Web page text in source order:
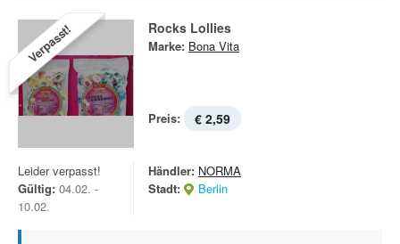
Verpasst! Rocks Lollies
Marke: Bona Vita
Preis: € 2,59
Leider verpasst!
Gültig: 04.02. -
10.02.
Händler: NORMA
Stadt:
Berlin